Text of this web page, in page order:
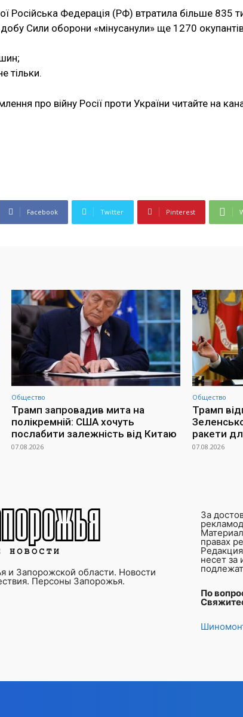
Російська Федерація (РФ) втратила більше 835
Сили оборони «мінусанули» ще 1270
тільки.
про війну Росії проти України читайте на
Facebook Twitter Pinterest
Общество
Трамп запровадив мита на
полікремній: США хочуть
послабити залежність від Китаю
07.08.2026
Общество
Трамп
ракети
07.08.2026
и Запорожской области. Новости
Персоны Запорожья.
За
правах
несет за
По